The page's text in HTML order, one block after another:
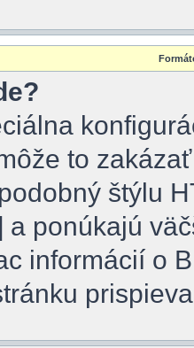
to
štýlu
a ponúkajú
informácií o